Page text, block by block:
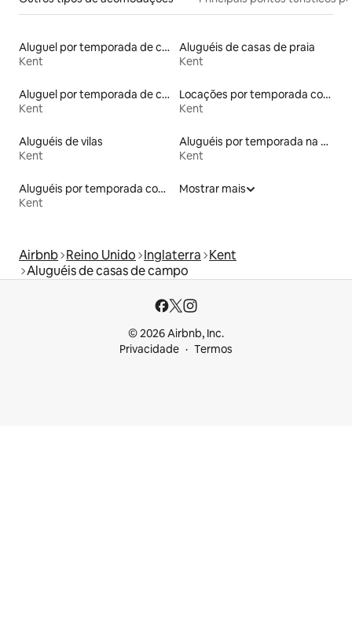
Aluguel por temporada de cabanas de pastor
Kent
Aluguéis de casas de praia
Kent
Aluguel por temporada de casas de hóspedes
Kent
Locações por temporada com piscina
Kent
Aluguéis de vilas
Kent
Aluguéis por temporada na orla
Kent
Aluguéis por temporada com banheiro para PCD
Kent
Mostrar mais
Airbnb Reino Unido Inglaterra Kent
Aluguéis de casas de campo
© 2026 Airbnb, Inc.
Privacidade
Termos